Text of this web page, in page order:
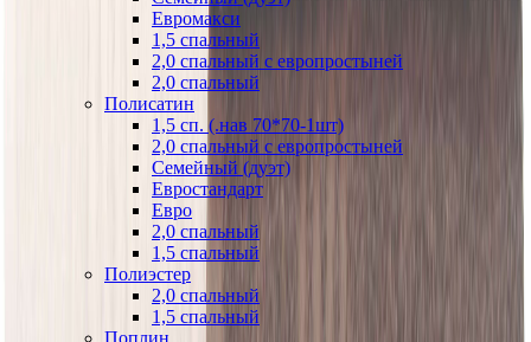
Евромакси
1,5 спальный
2,0 спальный с европростыней
2,0 спальный
Полисатин
1,5 сп. (.нав 70*70-1шт)
2,0 спальный с европростыней
Семейный (дуэт)
Евростандарт
Евро
2,0 спальный
1,5 спальный
Полиэстер
2,0 спальный
1,5 спальный
Поплин